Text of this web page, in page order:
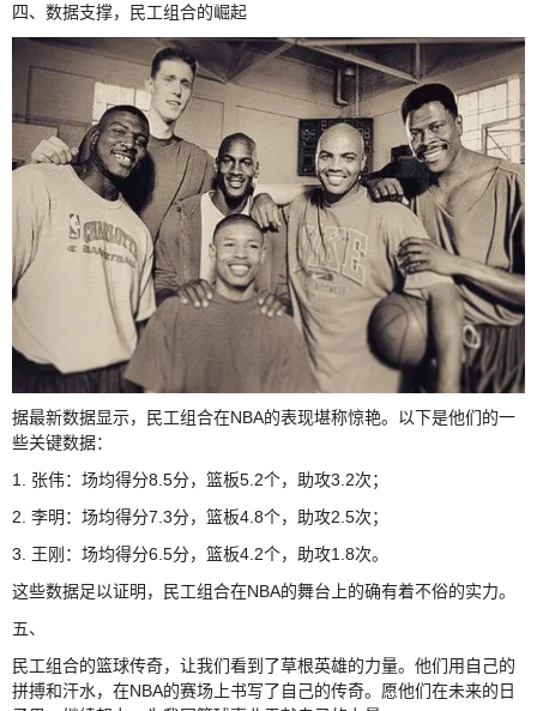
四、数据支撑，民工组合的崛起
据最新数据显示，民工组合在NBA的表现堪称惊艳。以下是他们的一
些关键数据：
1. 张伟：场均得分8.5分，篮板5.2个，助攻3.2次；
2. 李明：场均得分7.3分，篮板4.8个，助攻2.5次；
3. 王刚：场均得分6.5分，篮板4.2个，助攻1.8次。
这些数据足以证明，民工组合在NBA的舞台上的确有着不俗的实力。
五、
民工组合的篮球传奇，让我们看到了草根英雄的力量。他们用自己的
拼搏和汗水，在NBA的赛场上书写了自己的传奇。愿他们在未来的日